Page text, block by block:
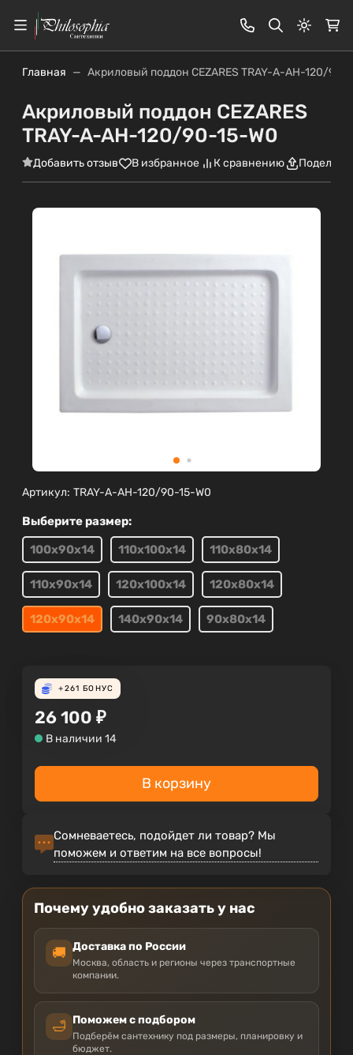
Главная Акриловый поддон CEZARES TRAY-A-AH-120/90-
Акриловый поддон CEZARES
TRAY-A-AH-120/90-15-W0
Добавить отзыв В избранное К сравнению
Артикул: TRAY-A-AH-120/90-15-W0
Выберите размер:
100х90х14
110х100х14 110х80х14
110х90х14 120х100х14 120х80х14
120х90х14 140х90х14 90х80х14
+261 БОНУС
26 100 ₽
В наличии 14
В корзину
Сомневаетесь, подойдет ли товар? Мы
поможем и ответим на все вопросы!
Почему удобно заказать у нас
🚚 Доставка по России
Москва, область и регионы через транспортные
компании.
🛁 Поможем с подбором
Подберём сантехнику под размеры, планировку и
бюджет.